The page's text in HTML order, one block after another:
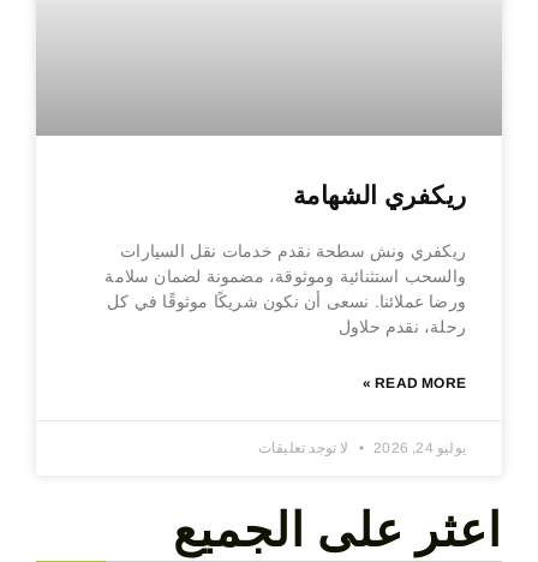
ريكفري الشهامة
ريكفري ونش سطحة نقدم خدمات نقل السيارات
والسحب استثنائية وموثوقة، مضمونة لضمان سلامة
ورضا عملائنا. نسعى أن نكون شريكًا موثوقًا في كل
رحلة، نقدم حلاول
READ MORE »
يوليو 24, 2026 لا توجد تعليقات
اعثر على الجميع